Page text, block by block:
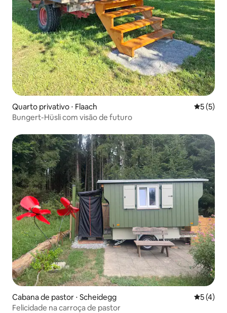
Quarto privativo ⋅ Flaach 5 de
5 (5)
Bungert-Hüsli com visão de futuro
Cabana de pastor ⋅ Scheidegg 5 de
5 (4)
Felicidade na carroça de pastor